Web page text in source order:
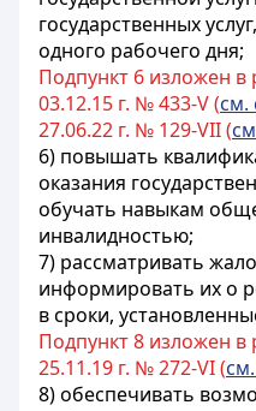
государственных
одного рабочего дня;
Подпункт 6 изложен в
03.12.15 г. № 433-V (см.
27.06.22 г. № 129-VII (
6) повышать
оказания
обучать навыкам
инвалидностью;
7) рассматривать
информировать их о
в сроки,
Подпункт 8 изложен в
25.11.19 г. № 272-VI (
8) обеспечивать